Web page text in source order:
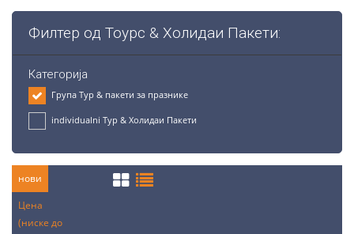
Филтер од Тоурс & Холидаи Пакети:
Категорија
Група Тур & пакети за празнике
individualni Тур & Холидаи Пакети
нови
Цена
(ниске до